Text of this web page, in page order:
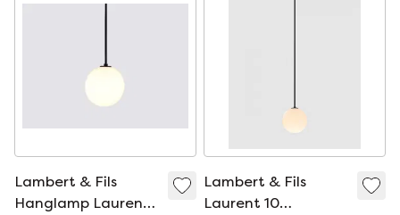
Lambert & Fils
Hanglamp Laurent
Lambert & Fils
Laurent 10